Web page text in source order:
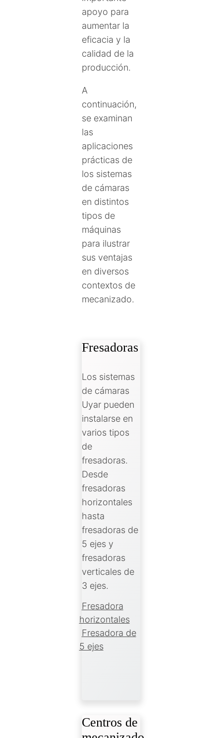
apoyo para
aumentar la
eficacia y la
calidad de la
producción.
A
continuación,
se examinan
las
aplicaciones
prácticas de
los sistemas
de cámaras
en distintos
tipos de
máquinas
para ilustrar
sus ventajas
en diversos
contextos de
mecanizado.
Fresadoras
Los sistemas
de cámaras
Uyar pueden
instalarse en
varios tipos
de
fresadoras.
Desde
fresadoras
horizontales
hasta
fresadoras de
5 ejes y
fresadoras
verticales de
3 ejes.
Fresadora
horizontales
Fresadora de
5 ejes
Centros de